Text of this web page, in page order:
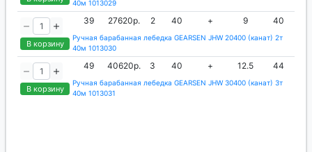
40м 1013029
В корзину
39 27620р. 2 40 + 9 40
Ручная барабанная лебедка GEARSEN JHW 20400 (канат) 2т
40м 1013030
В корзину
49 40620р. 3 40 + 12.5 44
Ручная барабанная лебедка GEARSEN JHW 30400 (канат) 3т
40м 1013031